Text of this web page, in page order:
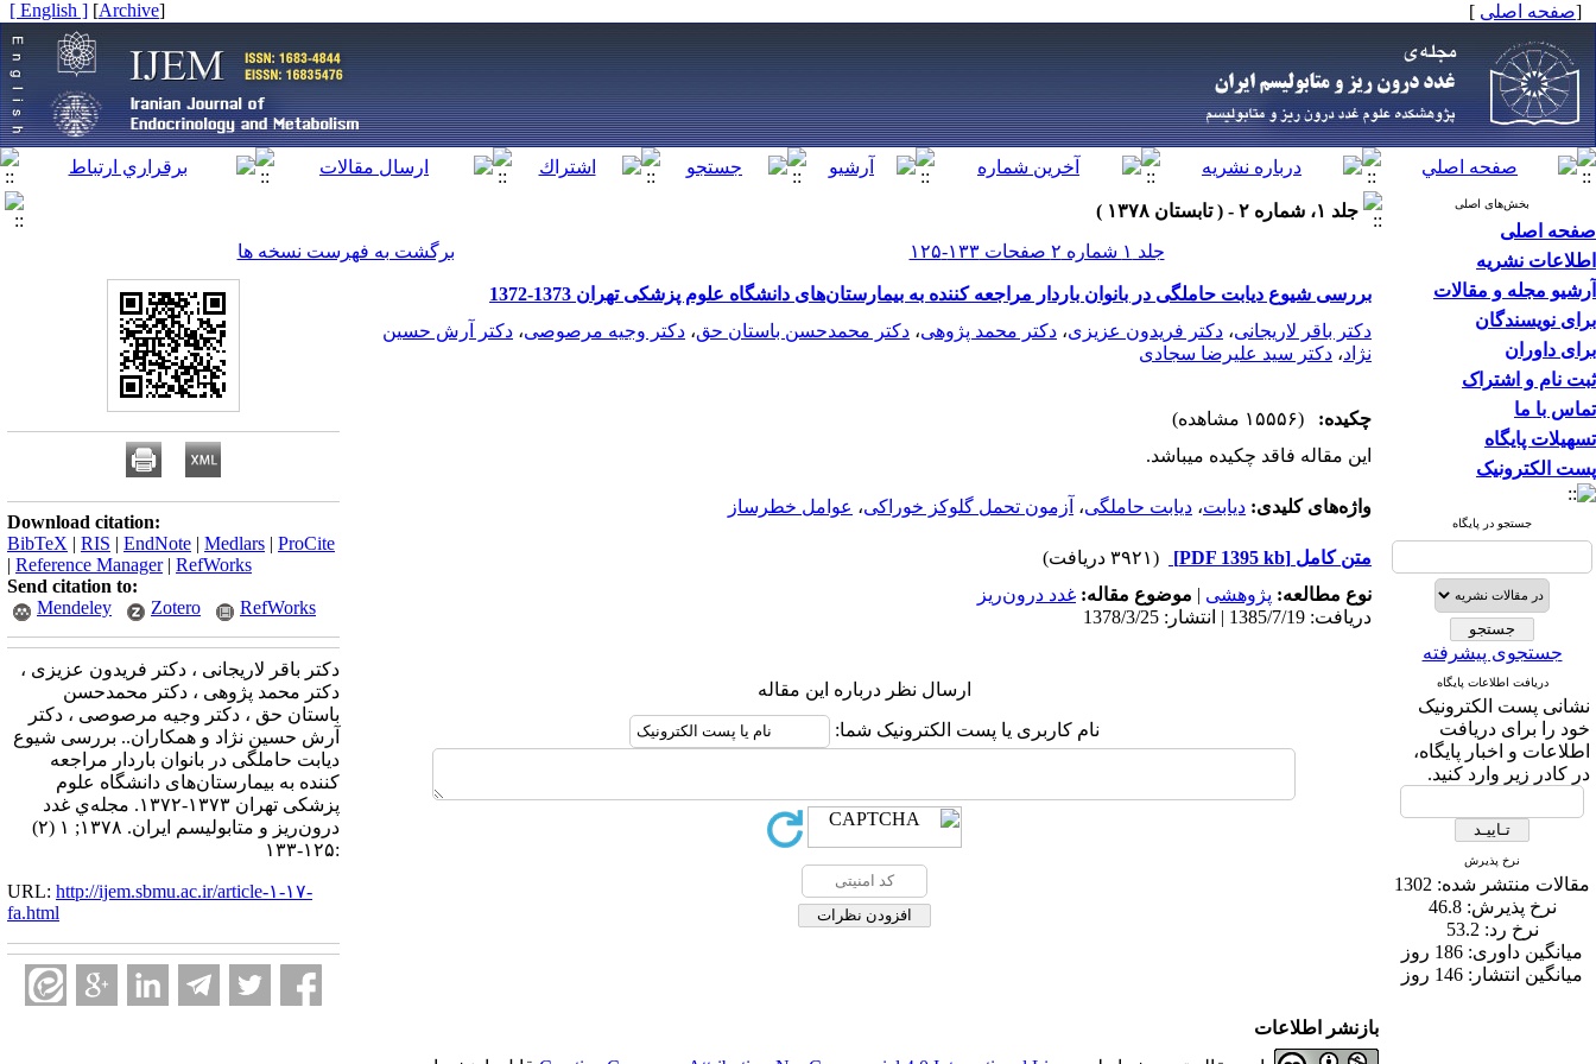
[صفحه اصلی ]
[
Archive
]
[ English ]
بخش‌های اصلی
صفحه اصلی
اطلاعات نشریه
آرشیو مجله و مقالات
برای نویسندگان
برای داوران
ثبت نام و اشتراک
تماس با ما
تسهیلات پایگاه
پست الکترونیک
جستجو در پایگاه
جستجوی پیشرفته
دریافت اطلاعات پایگاه
نشانی پست الکترونیک
خود را برای دریافت
اطلاعات و اخبار پایگاه،
در کادر زیر وارد کنید.
نرخ پذیرش
مقالات منتشر شده: 1302
نرخ پذیرش:46.8
نرخ رد: 53.2
میانگین داوری: 186 روز
میانگین انتشار: 146 روز
جلد ۱، شماره ۲ - ( تابستان ۱۳۷۸ )
جلد ۱ شماره ۲ صفحات ۱۳۳-۱۲۵
برگشت به فهرست نسخه ها
بررسی شیوع دیابت حاملگی در بانوان باردار مراجعه کننده به بیمارستان‌های دانشگاه علوم پزشکی تهران 1373-1372
دکتر باقر لاریجانی، دکتر فریدون عزیزی، دکتر محمد پژوهی، دکتر محمدحسن باستان حق، دکتر وجیه مرصوصی، دکتر آرش حسین
نژاد، دکتر سید علیرضا سجادی
چکیده:
(۱۵۵۵۶ مشاهده)
این مقاله فاقد چکیده می​باشد.
واژه‌های کلیدی: دیابت، دیابت حاملگی، آزمون تحمل گلوکز خوراکی، عوامل خطرساز
متن کامل [PDF 1395 kb]
(۳۹۲۱ دریافت)
نوع مطالعه: پژوهشی | موضوع مقاله: غدد درون‌ریز
دریافت: 1385/7/19 | انتشار: 1378/3/25
ارسال نظر درباره این مقاله
نام کاربری یا پست الکترونیک شما:
Download citation:
BibTeX | RIS | EndNote | Medlars | ProCite
| Reference Manager| RefWorks
Send citation to:
Mendeley
Zotero RefWorks
دکتر باقر لاریجانی ، دکتر فریدون عزیزی ،
دکتر محمد پژوهی ، دکتر محمدحسن
باستان حق ، دکتر وجیه مرصوصی ، دکتر
آرش حسین نژاد و همکاران.. بررسی شیوع
دیابت حاملگی در بانوان باردار مراجعه
کننده به بیمارستان‌های دانشگاه علوم
پزشکی تهران ۱۳۷۳-۱۳۷۲. مجله‌ي غدد
درون‌ريز و متابوليسم ايران. ۱۳۷۸; ۱ (۲)
:۱۲۵-۱۳۳
URL: http://ijem.sbmu.ac.ir/article-۱-۱۷-
fa.html
بازنشر اطلاعات